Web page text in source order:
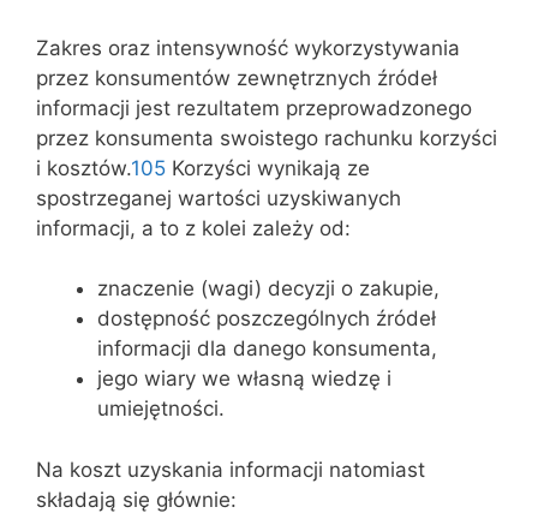
Zakres oraz intensywność wykorzystywania
przez konsumentów zewnętrznych źródeł
informacji jest rezultatem przeprowadzonego
przez konsumenta swoistego rachunku korzyści
i kosztów.105 Korzyści wynikają ze
spostrzeganej wartości uzyskiwanych
informacji, a to z kolei zależy od:
znaczenie (wagi) decyzji o zakupie,
dostępność poszczególnych źródeł
informacji dla danego konsumenta,
jego wiary we własną wiedzę i
umiejętności.
Na koszt uzyskania informacji natomiast
składają się głównie: